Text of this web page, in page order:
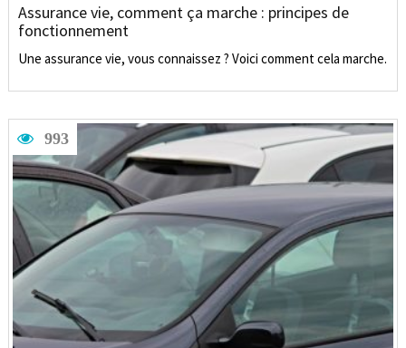
Assurance vie, comment ça marche : principes de
fonctionnement
Une assurance vie, vous connaissez ? Voici comment cela marche.
993